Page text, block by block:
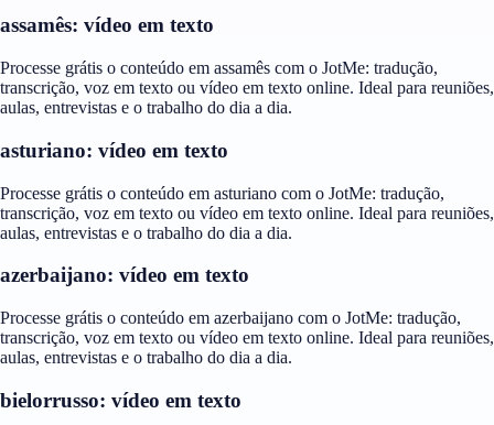
assamês: vídeo em texto
Processe grátis o conteúdo em assamês com o JotMe: tradução,
transcrição, voz em texto ou vídeo em texto online. Ideal para reuniões,
aulas, entrevistas e o trabalho do dia a dia.
asturiano: vídeo em texto
Processe grátis o conteúdo em asturiano com o JotMe: tradução,
transcrição, voz em texto ou vídeo em texto online. Ideal para reuniões,
aulas, entrevistas e o trabalho do dia a dia.
azerbaijano: vídeo em texto
Processe grátis o conteúdo em azerbaijano com o JotMe: tradução,
transcrição, voz em texto ou vídeo em texto online. Ideal para reuniões,
aulas, entrevistas e o trabalho do dia a dia.
bielorrusso: vídeo em texto